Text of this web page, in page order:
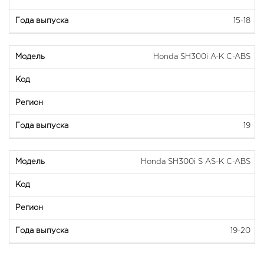
15-18
Honda SH300i A-K C-ABS
19
Honda SH300i S AS-K C-ABS
19-20